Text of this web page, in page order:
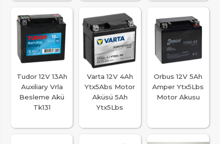
Tudor 12V 13Ah
Auxiliary Vrla
Besleme Akü
Tk131
Varta 12V 4Ah
Ytx5Abs Motor
Aküsü 5Ah
Ytx5Lbs
Orbus 12V 5Ah
Amper Ytx5Lbs
Motor Akusu